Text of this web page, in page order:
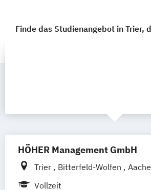
Finde das Studienangebot in Trier,
HÖHER Management GmbH
Trier Bitterfeld-Wolfen
Augsburg
Vollzeit